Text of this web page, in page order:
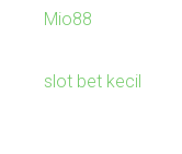
Mio88
slot bet kecil